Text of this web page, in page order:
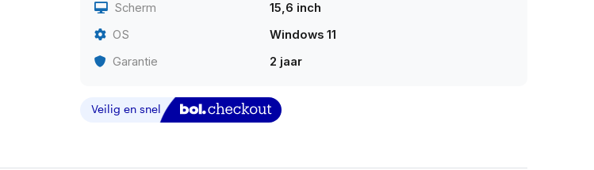
Scherm
15,6 inch
OS
Windows 11
Garantie
2 jaar